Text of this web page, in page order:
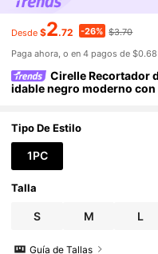
Desde $2.72 -26% $3.70
Paga ahora, o en 4 pagos de $0.68
Cirelle Recortador
idable negro moderno con
multiusos para decoración
años, fiestas de otoño,
hogar.
Tipo De Estilo
1PC
Talla
S M L
Guía de Tallas